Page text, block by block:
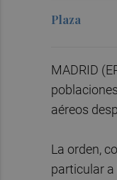
Plaza
MADRID
aéreos
La orden,
particular